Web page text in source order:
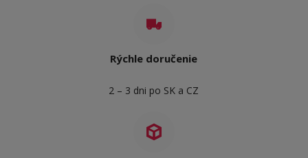
Rýchle doručenie
2 – 3 dni po SK a CZ